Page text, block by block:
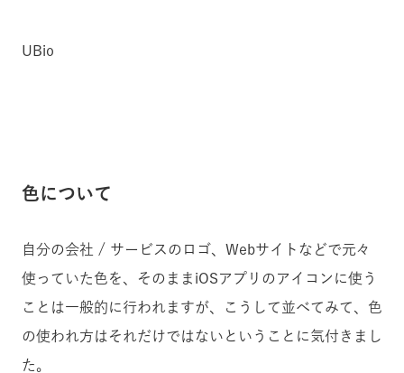
UBio
色について
自分の会社 / サービスのロゴ、Webサイトなどで元々
使っていた色を、そのままiOSアプリのアイコンに使う
ことは一般的に行われますが、こうして並べてみて、色
の使われ方はそれだけではないということに気付きまし
た。